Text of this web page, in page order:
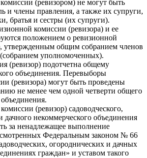
(ревизором) не могут быть
и члены правления, а также их супруги,
братья и сестры (их супруги).
комиссии (ревизора) и ее
положением о ревизионной
утвержденным общим собранием членов
уполномоченных).
(ревизор) подотчетна общему
объединения. Перевыборы
(ревизора) могут быть проведены
не менее чем одной четверти общего
(ревизор) садоводческого,
дачного некоммерческого объединения
за ненадлежащее выполнение
Федеральным законом № 66
огороднических и дачных
граждан» и уставом такого